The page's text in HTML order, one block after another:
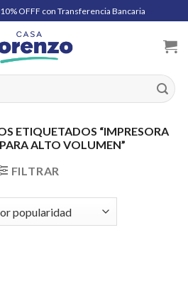
10% OFFF con Transferencia Bancaria
ETIQUETADOS “IMPRESORA
ALTO VOLUMEN”
FILTRAR